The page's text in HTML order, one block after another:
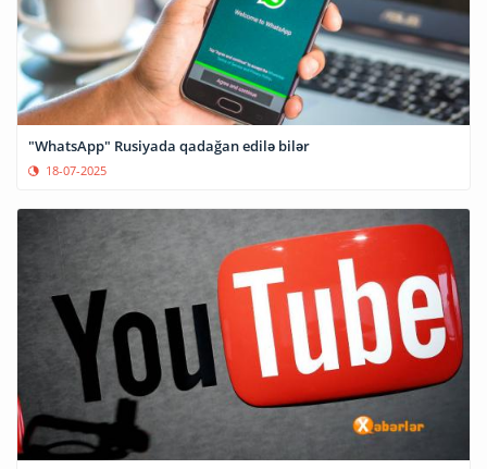
"WhatsApp" Rusiyada qadağan edilə bilər
18-07-2025